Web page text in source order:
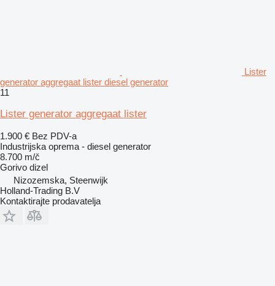
Lister
generator aggregaat lister diesel generator
11
Lister generator aggregaat lister
1.900 € Bez PDV-a
Industrijska oprema - diesel generator
8.700 m/č
Gorivo dizel
Nizozemska, Steenwijk
Holland-Trading B.V
Kontaktirajte prodavatelja